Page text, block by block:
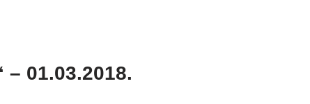
01.03.2018.